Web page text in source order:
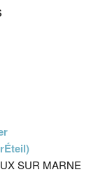
SUR MARNE